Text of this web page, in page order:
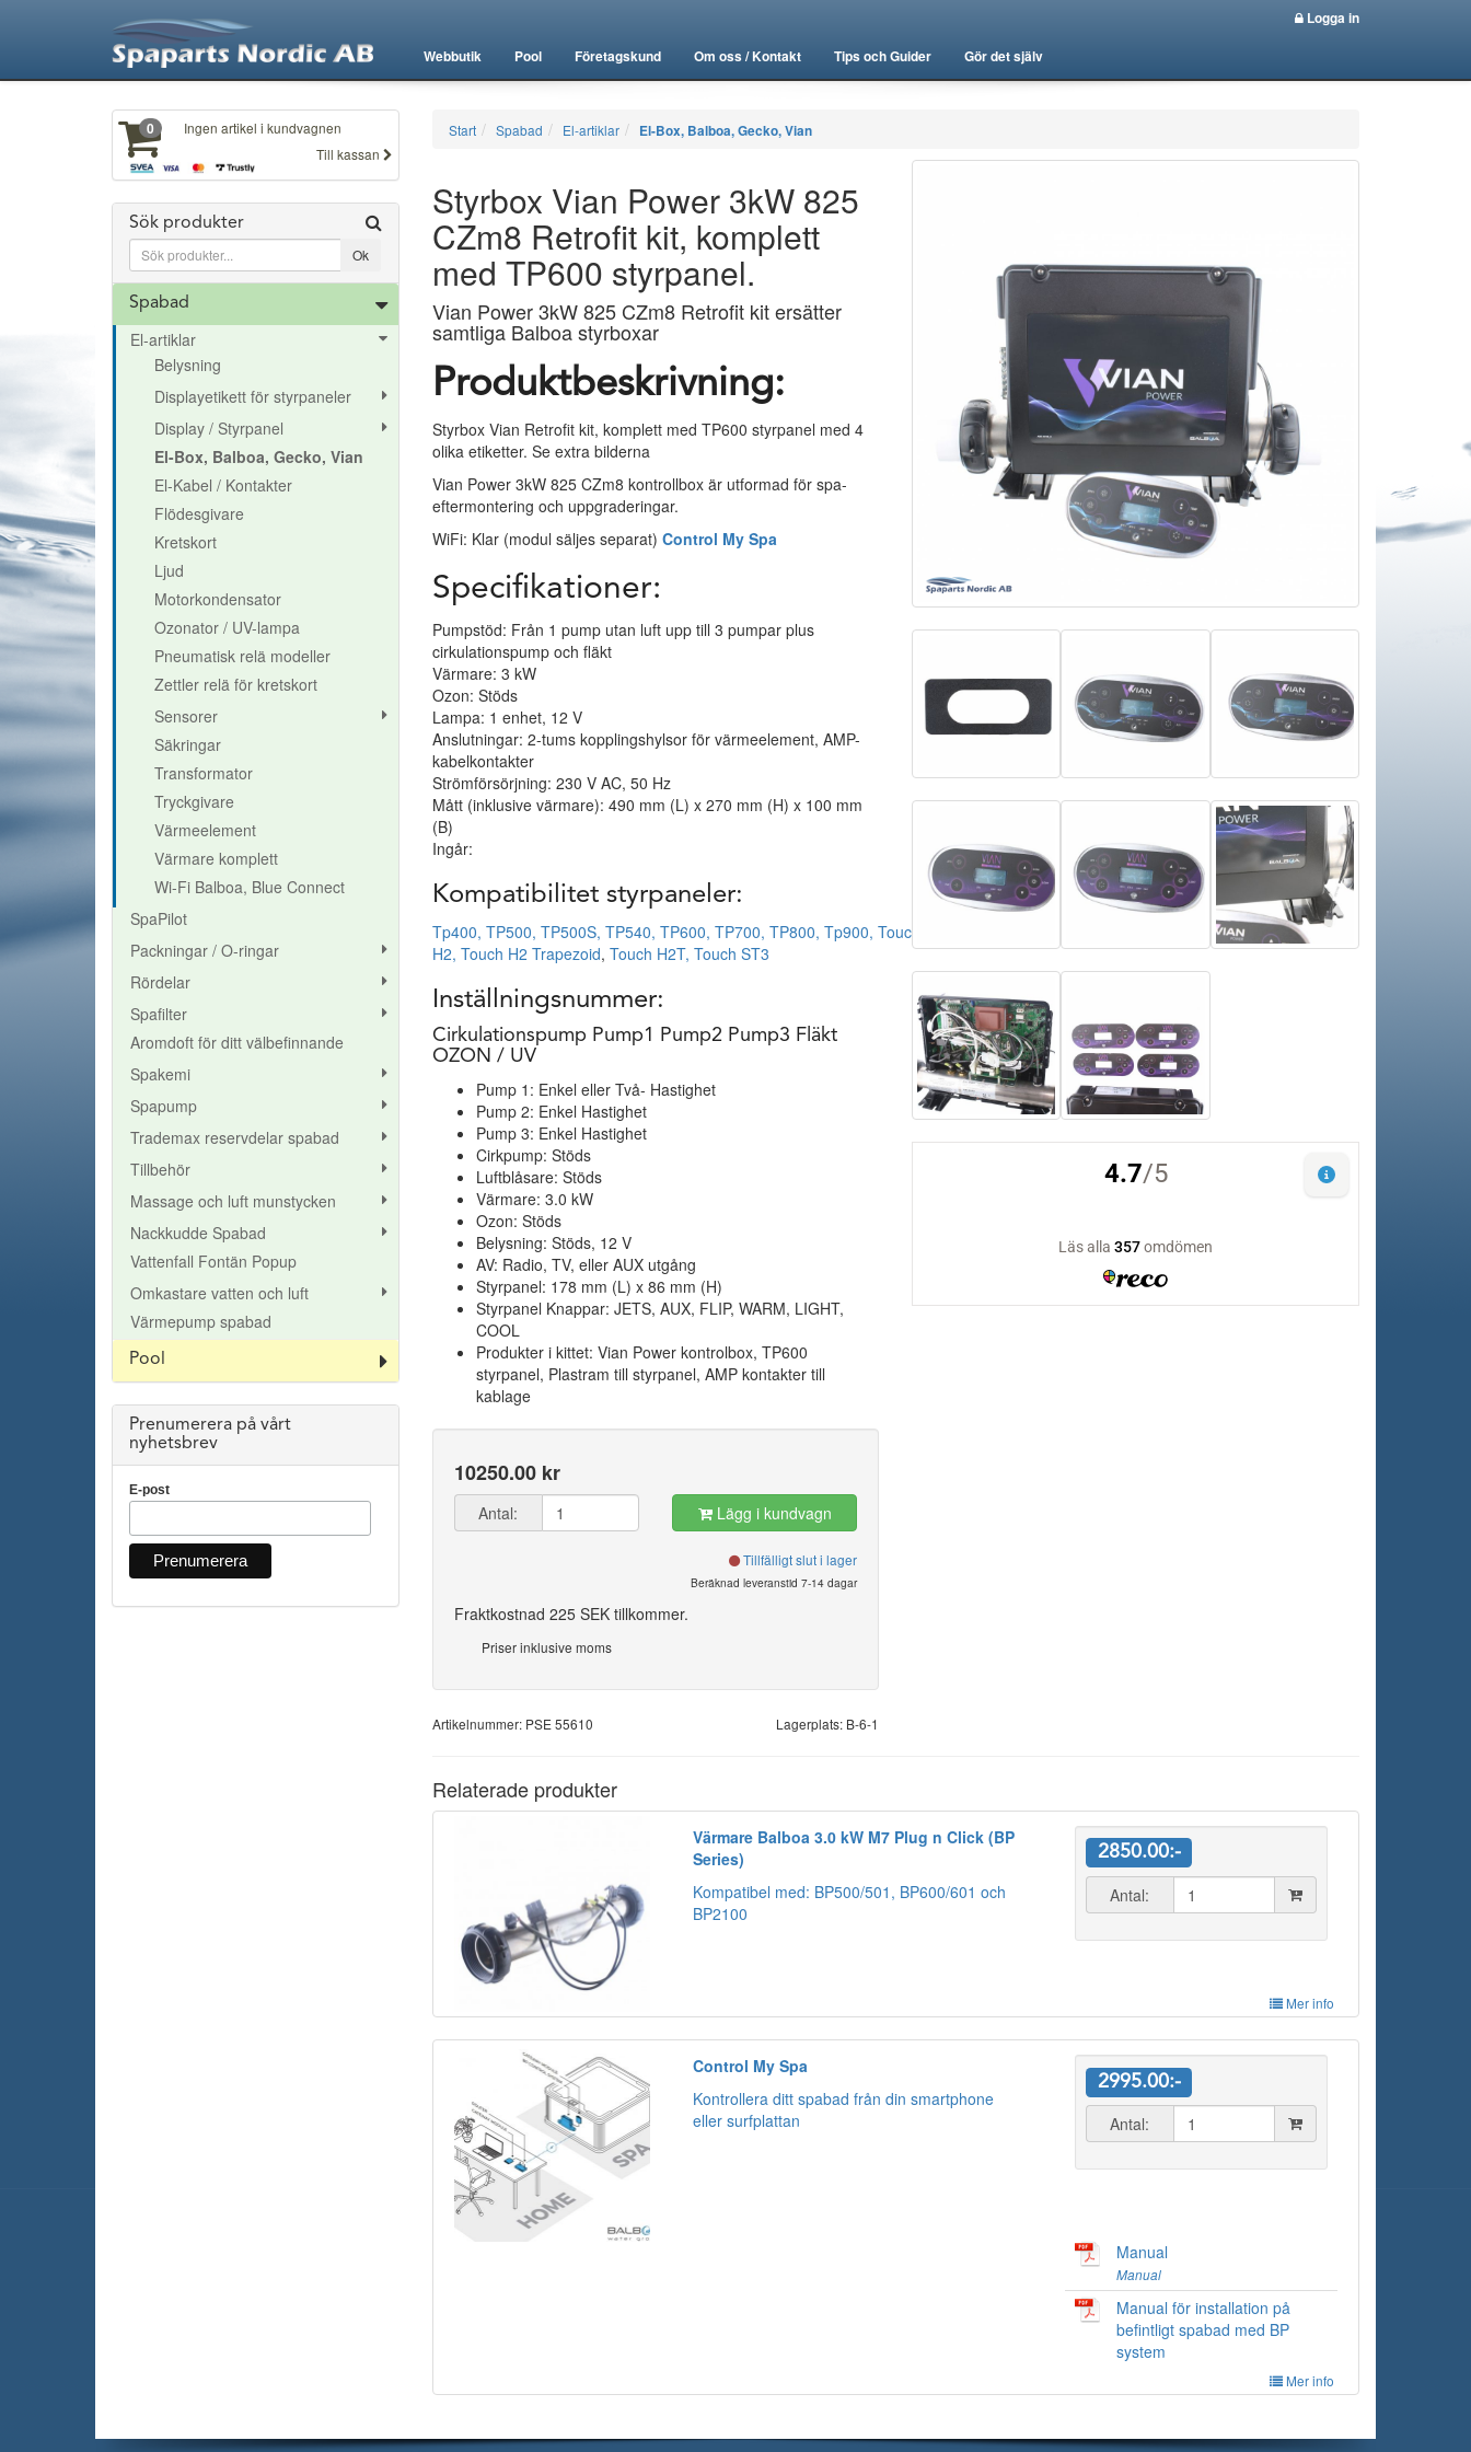
Webbutik Pool Företagskund Om oss / Kontakt Tips och Guider Gör det själv
Logga in
0
Ingen artikel i kundvagnen
Till kassan
Sök produkter
Spabad
El-artiklar
Belysning
Displayetikett för styrpaneler
Display / Styrpanel
El-Box, Balboa, Gecko, Vian
El-Kabel / Kontakter
Flödesgivare
Kretskort
Ljud
Motorkondensator
Ozonator / UV-lampa
Pneumatisk relä modeller
Zettler relä för kretskort
Sensorer
Säkringar
Transformator
Tryckgivare
Värmeelement
Värmare komplett
Wi-Fi Balboa, Blue Connect
SpaPilot
Packningar / O-ringar
Rördelar
Spafilter
Aromdoft för ditt välbefinnande
Spakemi
Spapump
Trademax reservdelar spabad
Tillbehör
Massage och luft munstycken
Nackkudde Spabad
Vattenfall Fontän Popup
Omkastare vatten och luft
Värmepump spabad
Pool
Prenumerera på vårt
nyhetsbrev
E-post
Start Spabad El-artiklar El-Box, Balboa, Gecko, Vian
Styrbox Vian Power 3kW 825
CZm8 Retrofit kit, komplett
med TP600 styrpanel.
Vian Power 3kW 825 CZm8 Retrofit kit ersätter
samtliga Balboa styrboxar
Produktbeskrivning:
Styrbox Vian Retrofit kit, komplett med TP600 styrpanel med 4
olika etiketter. Se extra bilderna
Vian Power 3kW 825 CZm8 kontrollbox är utformad för spa-
eftermontering och uppgraderingar.
WiFi: Klar (modul säljes separat) Control My Spa
Specifikationer:
Pumpstöd: Från 1 pump utan luft upp till 3 pumpar plus
cirkulationspump och fläkt
Värmare: 3 kW
Ozon: Stöds
Lampa: 1 enhet, 12 V
Anslutningar: 2-tums kopplingshylsor för värmeelement, AMP-
kabelkontakter
Strömförsörjning: 230 V AC, 50 Hz
Mått (inklusive värmare): 490 mm (L) x 270 mm (H) x 100 mm
(B)
Ingår:
Kompatibilitet styrpaneler:
Tp400, TP500, TP500S, TP540, TP600, TP700, TP800, Tp900, Touch
H2, Touch H2 Trapezoid, Touch H2T, Touch ST3
Inställningsnummer:
Cirkulationspump Pump1 Pump2 Pump3 Fläkt
OZON / UV
Pump 1: Enkel eller Två- Hastighet
Pump 2: Enkel Hastighet
Pump 3: Enkel Hastighet
Cirkpump: Stöds
Luftblåsare: Stöds
Värmare: 3.0 kW
Ozon: Stöds
Belysning: Stöds, 12 V
AV: Radio, TV, eller AUX utgång
Styrpanel: 178 mm (L) x 86 mm (H)
Styrpanel Knappar: JETS, AUX, FLIP, WARM, LIGHT,
COOL
Produkter i kittet: Vian Power kontrolbox, TP600
styrpanel, Plastram till styrpanel, AMP kontakter till
kablage
10250.00 kr
Antal: Lägg i kundvagn
Tillfälligt slut i lager
Beräknad leveranstid 7-14 dagar
Fraktkostnad 225 SEK tillkommer.
Priser inklusive moms
Artikelnummer: PSE 55610 Lagerplats: B-6-1
Relaterade produkter
Värmare Balboa 3.0 kW M7 Plug n Click (BP
Series)
Kompatibel med: BP500/501, BP600/601 och
BP2100
2850.00:-
Antal:
Mer info
Control My Spa
Kontrollera ditt spabad från din smartphone
eller surfplattan
2995.00:-
Antal:
Manual
Manual
Manual för installation på
befintligt spabad med BP
system
Mer info